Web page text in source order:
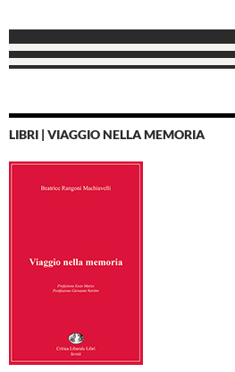
LIBRI | VIAGGIO NELLA MEMORIA